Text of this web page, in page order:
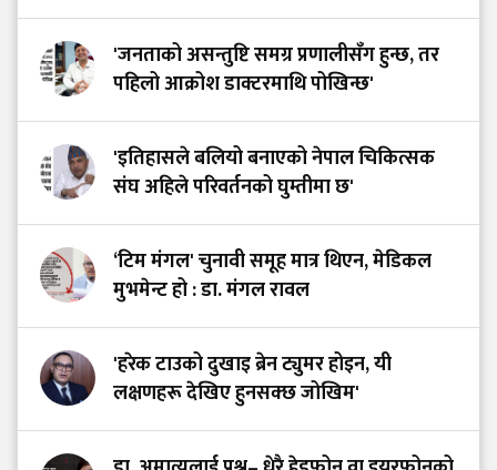
'जनताको असन्तुष्टि समग्र प्रणालीसँग हुन्छ, तर
पहिलो आक्रोश डाक्टरमाथि पोखिन्छ'
'इतिहासले बलियो बनाएको नेपाल चिकित्सक
संघ अहिले परिवर्तनको घुम्तीमा छ'
‘टिम मंगल' चुनावी समूह मात्र थिएन, मेडिकल
मुभमेन्ट हो : डा. मंगल रावल
'हरेक टाउको दुखाइ ब्रेन ट्युमर होइन, यी
लक्षणहरू देखिए हुनसक्छ जोखिम'